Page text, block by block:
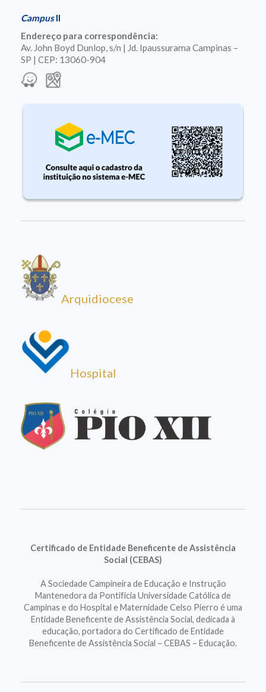
CampusII
Endereço para correspondência:
Av. John Boyd Dunlop, s/n | Jd. Ipaussurama Campinas –
SP | CEP: 13060-904
Arquidiocese
Hospital
Certificado de Entidade Beneficente de Assistência
Social (CEBAS)
A Sociedade Campineira de Educação e Instrução
Mantenedora da Pontifícia Universidade Católica de
Campinas e do Hospital e Maternidade Celso Pierro é uma
Entidade Beneficente de Assistência Social, dedicada à
educação, portadora do Certificado de Entidade
Beneficente de Assistência Social – CEBAS – Educação.